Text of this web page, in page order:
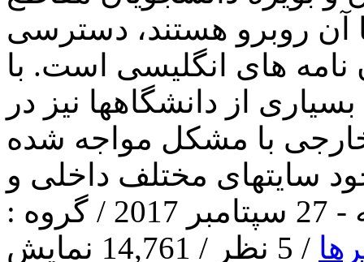
آن روبرو هستند، دسترسی
نامه های انگلیسی است. با
از دانشگاهها نیز در
با مشکل مواجه شده
:
/ 5 نظر / 14,761 نمایش